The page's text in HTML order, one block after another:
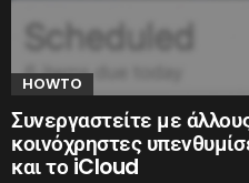
HOWTO
Συνεργαστείτε με
κοινόχρηστες
και το iCloud